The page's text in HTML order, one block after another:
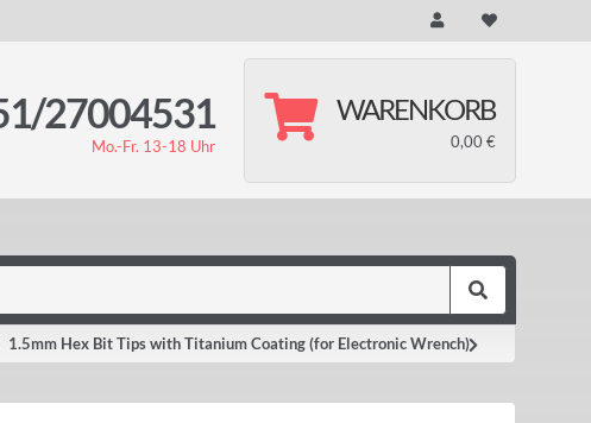
27004531
Mo.-Fr. 13-18 Uhr
WARENKORB
0,00 €
1.5mm Hex Bit Tips with Titanium Coating (for Electronic Wrench)